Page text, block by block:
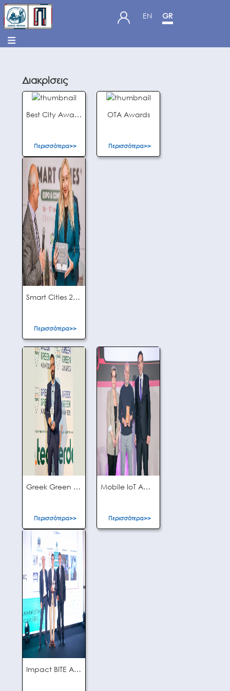
EN GR
Διακρίσεις
Best City Awards 2025
Περισσότερα>>
OTA Awards
Περισσότερα>>
Smart Cities 2023
Περισσότερα>>
Greek Green Awards 2024
Περισσότερα>>
Mobile IoT Awards 2024
Περισσότερα>>
Impact BITE Awards 2021